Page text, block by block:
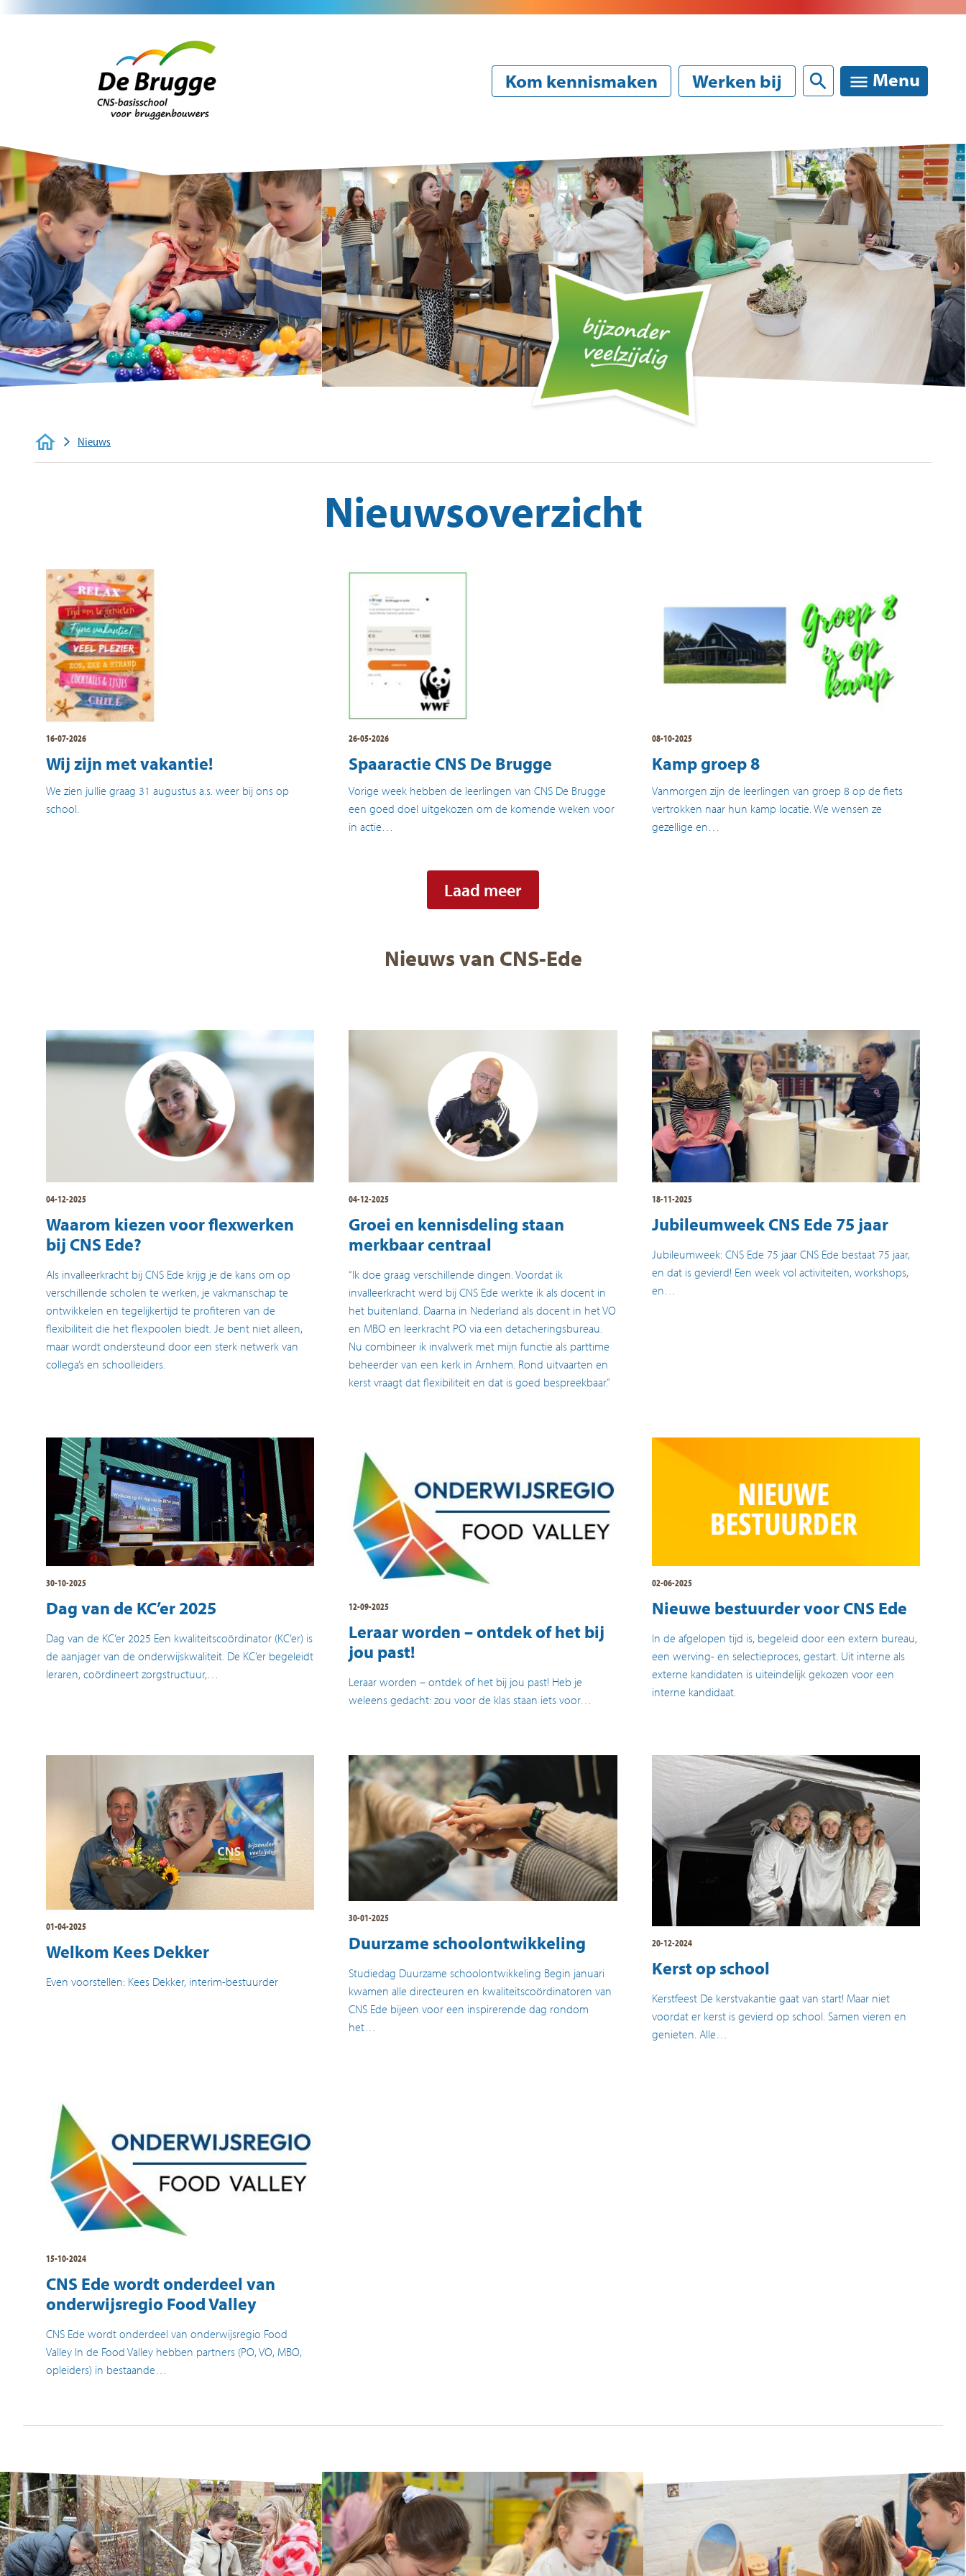
Kom kennismaken Werken bij Menu
Nieuws
Agenda
Veelgestelde vragen
Contact
Onze school
Over de organisatie
Beleid
Identiteit
Team
Partnerorganisaties
Ons onderwijs
Ouderinformatie
Aanmelden van uw kind
Praktische informatie / schoolgids
Vakanties en vrije dagen
Ziekte, verlof verzuim
Opvang buiten schooltijden
Financiën
Ik heb een klacht. Wat nu?
Vertrouwenspersonen
Nieuws
Nieuwsoverzicht
16-07-2026
Wij zijn met vakantie!
We zien jullie graag 31 augustus a.s. weer bij ons op
school.
26-05-2026
Spaaractie CNS De Brugge
Vorige week hebben de leerlingen van CNS De Brugge
een goed doel uitgekozen om de komende weken voor
in actie…
08-10-2025
Kamp groep 8
Vanmorgen zijn de leerlingen van groep 8 op de fiets
vertrokken naar hun kamp locatie. We wensen ze
gezellige en…
Laad meer
Nieuws van CNS-Ede
04-12-2025
Waarom kiezen voor flexwerken
bij CNS Ede?
Als invalleerkracht bij CNS Ede krijg je de kans om op
verschillende scholen te werken, je vakmanschap te
ontwikkelen en tegelijkertijd te profiteren van de
flexibiliteit die het flexpoolen biedt. Je bent niet alleen,
maar wordt ondersteund door een sterk netwerk van
collega’s en schoolleiders.
04-12-2025
Groei en kennisdeling staan
merkbaar centraal
“Ik doe graag verschillende dingen. Voordat ik
invalleerkracht werd bij CNS Ede werkte ik als docent in
het buitenland. Daarna in Nederland als docent in het VO
en MBO en leerkracht PO via een detacheringsbureau.
Nu combineer ik invalwerk met mijn functie als parttime
beheerder van een kerk in Arnhem. Rond uitvaarten en
kerst vraagt dat flexibiliteit en dat is goed bespreekbaar.”
18-11-2025
Jubileumweek CNS Ede 75 jaar
Jubileumweek: CNS Ede 75 jaar CNS Ede bestaat 75 jaar,
en dat is gevierd! Een week vol activiteiten, workshops,
en…
30-10-2025
Dag van de KC’er 2025
Dag van de KC’er 2025 Een kwaliteitscoördinator (KC’er) is
de aanjager van de onderwijskwaliteit. De KC’er begeleidt
leraren, coördineert zorgstructuur,…
12-09-2025
Leraar worden – ontdek of het bij
jou past!
Leraar worden – ontdek of het bij jou past! Heb je
weleens gedacht: zou voor de klas staan iets voor…
02-06-2025
Nieuwe bestuurder voor CNS Ede
In de afgelopen tijd is, begeleid door een extern bureau,
een werving- en selectieproces, gestart. Uit interne als
externe kandidaten is uiteindelijk gekozen voor een
interne kandidaat.
01-04-2025
Welkom Kees Dekker
Even voorstellen: Kees Dekker, interim-bestuurder
30-01-2025
Duurzame schoolontwikkeling
Studiedag Duurzame schoolontwikkeling Begin januari
kwamen alle directeuren en kwaliteitscoördinatoren van
CNS Ede bijeen voor een inspirerende dag rondom
het…
20-12-2024
Kerst op school
Kerstfeest De kerstvakantie gaat van start! Maar niet
voordat er kerst is gevierd op school. Samen vieren en
genieten. Alle…
15-10-2024
CNS Ede wordt onderdeel van
onderwijsregio Food Valley
CNS Ede wordt onderdeel van onderwijsregio Food
Valley In de Food Valley hebben partners (PO, VO, MBO,
opleiders) in bestaande…